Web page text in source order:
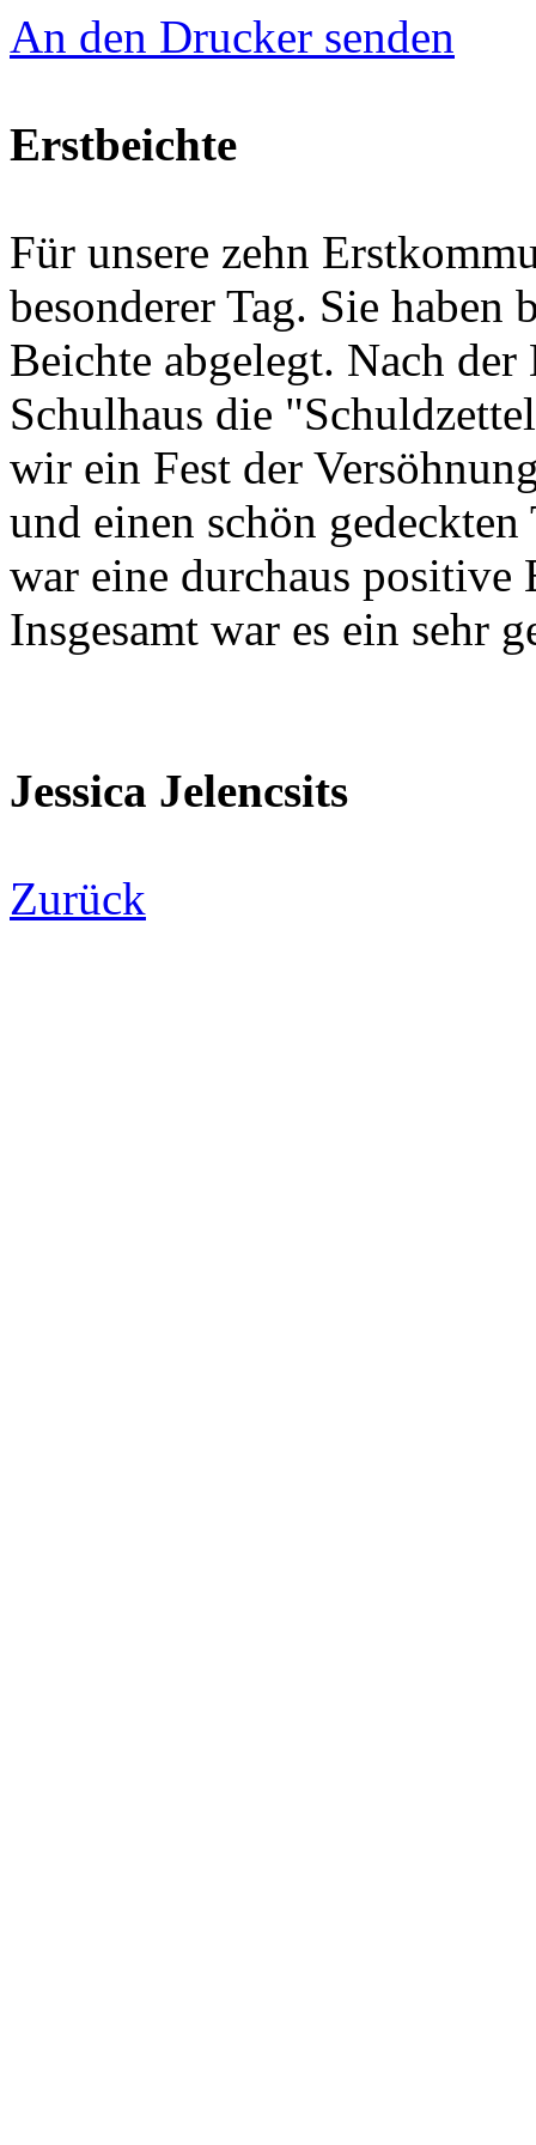
An den Drucker senden
Erstbeichte
Für unsere zehn
besonderer Tag. Sie
Beichte abgelegt. Nach
Schulhaus die
wir ein Fest der
und einen schön
war eine durchaus
Insgesamt war es ein sehr
Jessica Jelencsits
Zurück